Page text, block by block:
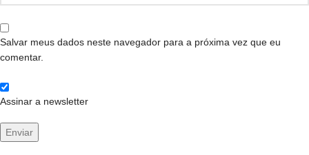
Salvar meus dados neste navegador para a próxima vez que eu
comentar.
Assinar a newsletter